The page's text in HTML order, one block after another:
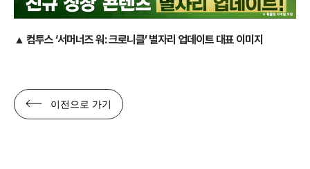
▲ 컴투스 ‘서머너즈 워: 크로니클’별자리 업데이트 대표 이미지
이전으로 가기